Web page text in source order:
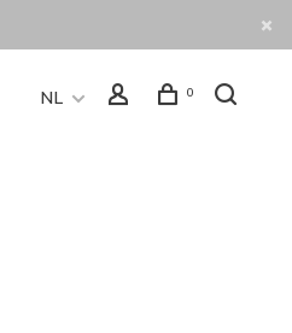
NL 0